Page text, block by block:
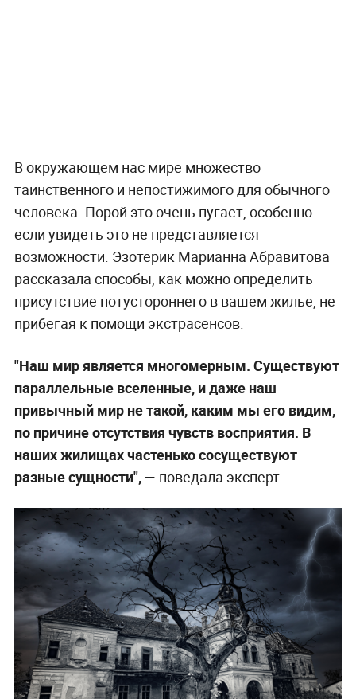
В окружающем нас мире множество
таинственного и непостижимого для обычного
человека. Порой это очень пугает, особенно
если увидеть это не представляется
возможности. Эзотерик Марианна Абравитова
рассказала способы, как можно определить
присутствие потустороннего в вашем жилье, не
прибегая к помощи экстрасенсов.
"Наш мир является многомерным. Существуют
параллельные вселенные, и даже наш
привычный мир не такой, каким мы его видим,
по причине отсутствия чувств восприятия. В
наших жилищах частенько сосуществуют
разные сущности", — поведала эксперт.